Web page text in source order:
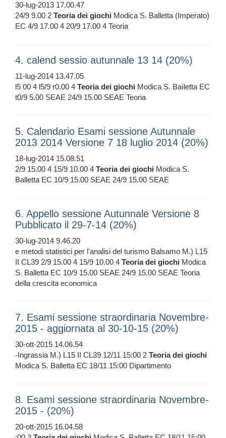
30-lug-2013 17.00.47
24/9 9.00 2 Teoria dei giochi Modica S. Balletta (Imperato)
EC 4/9 17.00 4 20/9 17.00 4 Teoria
4. calend sessio autunnale 13 14 (20%)
11-lug-2014 13.47.05
l5 00 4 l5/9 r0.00 4 Teoria dei giochi Modica S. Baìletta EC
t0/9 5.00 SEAE 24/9 15.00 SEAE Teoria
5. Calendario Esami sessione Autunnale
2013 2014 Versione 7 18 luglio 2014 (20%)
18-lug-2014 15.08.51
2/9 15.00 4 15/9 10.00 4 Teoria dei giochi Modica S.
Balletta EC 10/9 15.00 SEAE 24/9 15.00 SEAE
6. Appello sessione Autunnale Versione 8
Pubblicato il 29-7-14 (20%)
30-lug-2014 9.46.20
e metodi statistici per l'analisi del turismo Balsamo M.) L15
II CL39 2/9 15.00 4 15/9 10.00 4 Teoria dei giochi Modica
S. Balletta EC 10/9 15.00 SEAE 24/9 15.00 SEAE Teoria
della crescita economica
7. Esami sessione straordinaria Novembre-
2015 - aggiornata al 30-10-15 (20%)
30-ott-2015 14.06.54
-Ingrassia M.) L15 II CL39 12/11 15:00 2 Teoria dei giochi
Modica S. Balletta EC 18/11 15:00 Dipartimento
8. Esami sessione straordinaria Novembre-
2015 - (20%)
20-ott-2015 16.04.58